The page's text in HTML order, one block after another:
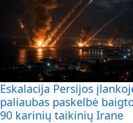
Eskalacija Persijos
paliaubas paskelbė
90 karinių taikinių Irane